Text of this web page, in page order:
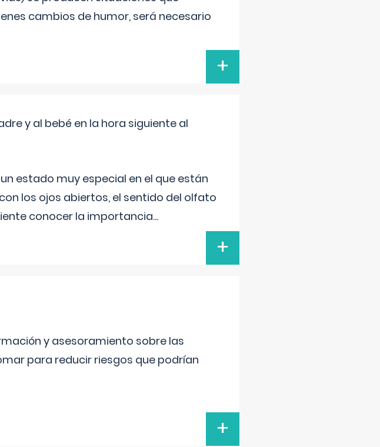
cambios de humor, será necesario
+
y al bebé en la hora siguiente al
estado muy especial en el que están
los ojos abiertos, el sentido del olfato
conocer la importancia...
+
y asesoramiento sobre las
para reducir riesgos que podrían
+